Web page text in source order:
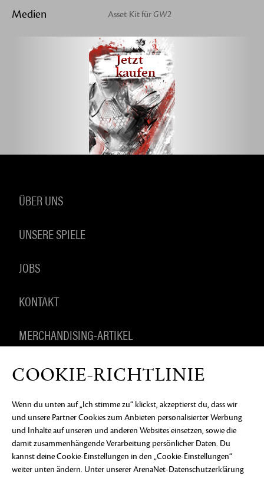
Medien Asset-Kit fürGW2
Jetzt
kaufen
ÜBER UNS
UNSERE SPIELE
JOBS
KONTAKT
MERCHANDISING-ARTIKEL
DATENSCHUTZERKLÄRUNG
RECHTLICHE
INFORMATIONEN
KEIN VERKAUF ODER KEINE
WEITERGABE MEINER PERSONENBEZOGENEN
DATEN
COOKIE-EINSTELLUNGEN
©2026 ArenaNet, LLC. Alle Rechte vorbehalten. Alle
Warenzeichen sind das Eigentum ihrer jeweiligen
Besitzer.
COOKIE-RICHTLINIE
Wenn du unten auf „Ich stimme zu“ klickst, akzeptierst du, dass wir
und unsere Partner Cookies zum Anbieten personalisierter Werbung
und Inhalte auf unseren und anderen Websites einsetzen, sowie die
damit zusammenhängende Verarbeitung persönlicher Daten. Du
kannst deine Cookie-Einstellungen in den „Cookie-Einstellungen“
weiter unten ändern. Unter unserer ArenaNet-Datenschutzerklärung